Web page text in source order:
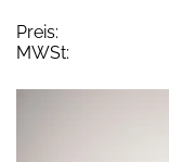
Preis:
MWSt: